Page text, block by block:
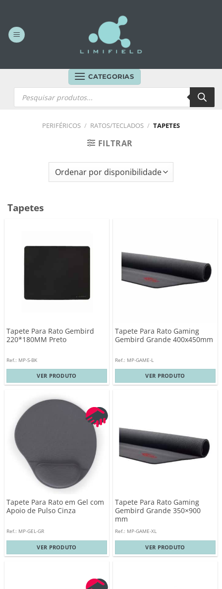
content
CATEGORIAS
Products
search
PERIFÉRICOS / RATOS/TECLADOS / TAPETES
FILTRAR
Tapetes
Tapete Para Rato Gembird
220*180MM Preto
Ref.: MP-S-BK
VER PRODUTO
Tapete Para Rato Gaming
Gembird Grande 400x450mm
Ref.: MP-GAME-L
VER PRODUTO
Tapete Para Rato em Gel com
Apoio de Pulso Cinza
Ref.: MP-GEL-GR
VER PRODUTO
Tapete Para Rato Gaming
Gembird Grande 350×900
mm
Ref.: MP-GAME-XL
VER PRODUTO